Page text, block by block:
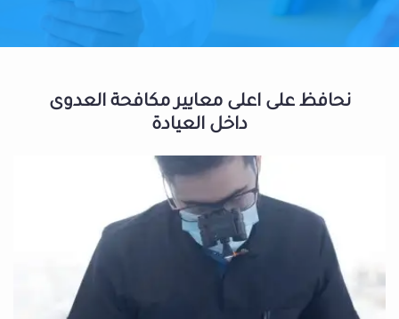
نحافظ على اعلى معايير مكافحة العدوى
داخل العيادة